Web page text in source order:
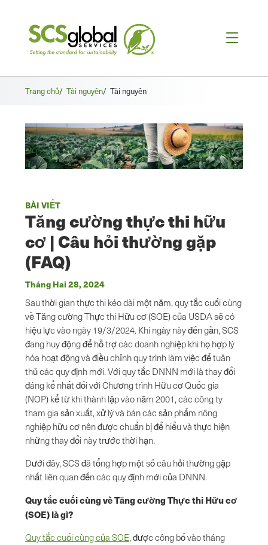
Trang chủ/ Tài nguyên/ Tài nguyên
BÀI VIẾT
Tăng cường thực thi hữu
cơ | Câu hỏi thường gặp
(FAQ)
Tháng Hai 28, 2024
Sau thời gian thực thi kéo dài một năm, quy tắc cuối cùng
về Tăng cường Thực thi Hữu cơ (SOE) của USDA sẽ có
hiệu lực vào ngày 19/3/2024. Khi ngày này đến gần, SCS
đang huy động để hỗ trợ các doanh nghiệp khi họ hợp lý
hóa hoạt động và điều chỉnh quy trình làm việc để tuân
thủ các quy định mới. Với quy tắc DNNN mới là thay đổi
đáng kể nhất đối với Chương trình Hữu cơ Quốc gia
(NOP) kể từ khi thành lập vào năm 2001, các công ty
tham gia sản xuất, xử lý và bán các sản phẩm nông
nghiệp hữu cơ nên được chuẩn bị để hiểu và thực hiện
những thay đổi này trước thời hạn.
Dưới đây, SCS đã tổng hợp một số câu hỏi thường gặp
nhất liên quan đến các quy định mới của DNNN.
Quy tắc cuối cùng về Tăng cường Thực thi Hữu cơ
(SOE) là gì?
Quy tắc cuối cùng của SOE, được công bố vào tháng